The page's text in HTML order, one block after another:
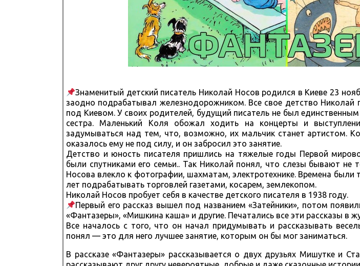
Знаменитый детский писатель Николай Носов родился в Киеве 23
заодно подрабатывал железнодорожником. Все свое детство
под Киевом. У своих родителей, будущий писатель не был
сестра. Маленький Коля обожал ходить на концерты и
задумываться над тем, что, возможно, их мальчик станет артистом.
оказалось ему не под силу, и он забросил это занятие.
Детство и юность писателя пришлись на тяжелые годы Первой
были спутниками его семьи.. Так Николай понял, что слезы бывают не
Носова влекло к фотографии, шахматам, электротехнике. Времена были
лет подрабатывать торговлей газетами, косарем, землекопом.
Николай Носов пробует себя в качестве детского писателя в 1938 году.
Первый его рассказ вышел под названием «Затейники», потом
«Фантазеры», «Мишкина каша» и другие. Печатались все эти рассказы в
Все началось с того, что он начал придумывать и рассказывать
понял — это для него лучшее занятие, которым он бы мог заниматься.
В рассказе «Фантазеры» рассказывается о двух друзьях Мишутке и